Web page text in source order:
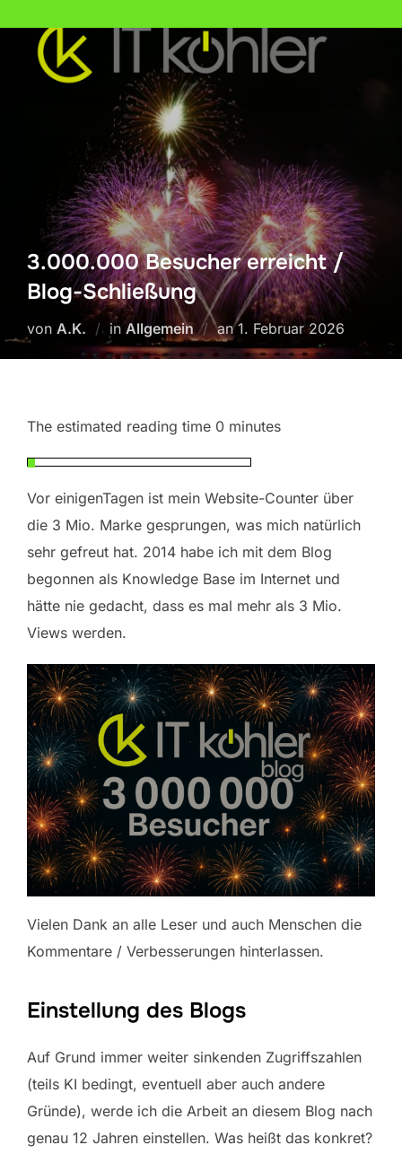
springen
3.000.000 Besucher erreicht /
Blog-Schließung
von A.K. inAllgemein anVeröffentlicht
am
1. Februar 2026
The estimated reading time 0 minutes
Vor einigenTagen ist mein Website-Counter über
die 3 Mio. Marke gesprungen, was mich natürlich
sehr gefreut hat. 2014 habe ich mit dem Blog
begonnen als Knowledge Base im Internet und
hätte nie gedacht, dass es mal mehr als 3 Mio.
Views werden.
Vielen Dank an alle Leser und auch Menschen die
Kommentare / Verbesserungen hinterlassen.
Einstellung des Blogs
Auf Grund immer weiter sinkenden Zugriffszahlen
(teils KI bedingt, eventuell aber auch andere
Gründe), werde ich die Arbeit an diesem Blog nach
genau 12 Jahren einstellen. Was heißt das konkret?